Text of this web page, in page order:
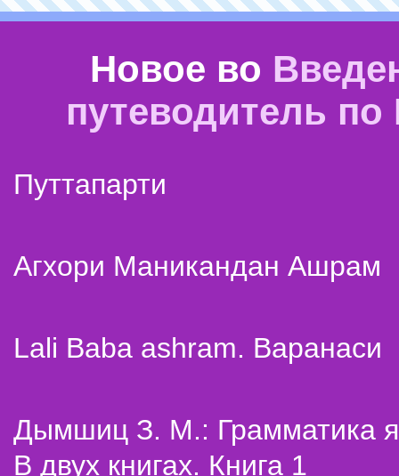
Новое во
путеводитель
Путтапарти
Агхори Маникандан Ашрам
Lali Baba ashram. Варанаси
Дымшиц З. М.: Грамматика
В двух книгах. Книга 1